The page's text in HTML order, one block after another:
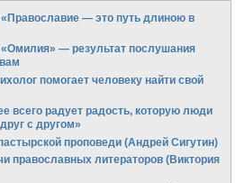
— это путь длиною в
— результат послушания
помогает человеку найти свой
всего радует радость, которую люди
с другом»
проповеди (Андрей Сигутин)
православных литераторов (Виктория